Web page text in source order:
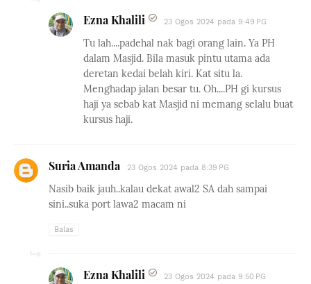
Ezna Khalili 23 Ogos 2024 pada 9:49 PG
Tu lah....padehal nak bagi orang lain. Ya PH
dalam Masjid. Bila masuk pintu utama ada
deretan kedai belah kiri. Kat situ la.
Menghadap jalan besar tu. Oh....PH gi kursus
haji ya sebab kat Masjid ni memang selalu buat
kursus haji.
Suria Amanda 23 Ogos 2024 pada 8:39 PG
Nasib baik jauh..kalau dekat awal2 SA dah sampai
sini..suka port lawa2 macam ni
Balas
Ezna Khalili 23 Ogos 2024 pada 9:50 PG